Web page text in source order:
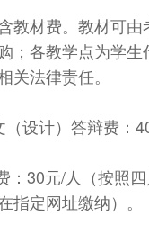
教材费。教材可
；各教学点为学
关法律责任。
（设计）答辩费：
：30元/人（按照
指定网址缴纳）。